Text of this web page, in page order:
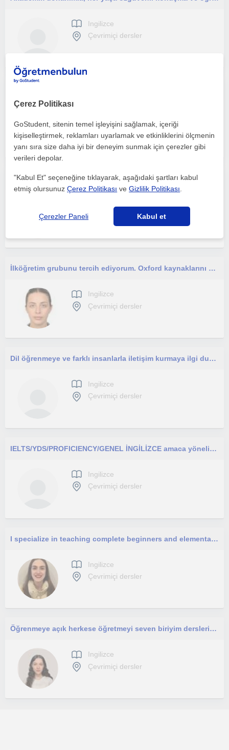
Ingilizce
Çevrimiçi dersler
Çevrimiçi dersler
Online İngilizce Özel Ders
Çevrimiçi dersler
İlköğretim grubunu tercih ediyorum. Oxford kaynaklarını kullanıyorum. Zoom üzerinden interaktif dersler veriyorum
Ingilizce
Çevrimiçi dersler
Dil öğrenmeye ve farklı insanlarla iletişim kurmaya ilgi duyan, sabırlı ve öğrenmeye açık biriyim.
Ingilizce
Çevrimiçi dersler
IELTS/YDS/PROFICIENCY/GENEL İNGİLİZCE amaca yönelik online etkin dersler vermekteyim.
Ingilizce
Çevrimiçi dersler
I specialize in teaching complete beginners and elementary-adult learners. Every lesson is personalized to your needs and learning styles. I can't wait to meet you!
Ingilizce
Çevrimiçi dersler
Öğrenmeye açık herkese öğretmeyi seven biriyim derslerimi c1 seviyesine kadar herkese verebilirim
Ingilizce
Çevrimiçi dersler
Çerez Politikası
GoStudent, sitenin temel işleyişini sağlamak, içeriği
kişiselleştirmek, reklamları uyarlamak ve etkinliklerini ölçmenin
yanı sıra size daha iyi bir deneyim sunmak için çerezler gibi
verileri depolar.
"Kabul Et" seçeneğine tıklayarak, aşağıdaki şartları kabul
etmiş olursunuzÇerez Politikası veGizlilik Politikası
Çerezler Paneli Kabul et